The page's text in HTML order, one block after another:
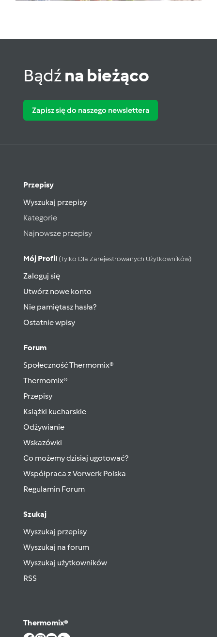
Bądźna bieżąco
Zapisz się do naszego newslettera
Przepisy
Wyszukaj przepisy
Kategorie
Najnowsze przepisy
Mój Profil (tylko Dla Zarejestrowanych Użytkowników)
Zaloguj się
Utwórz nowe konto
Nie pamiętasz hasła?
Ostatnie wpisy
Forum
Społeczność Thermomix®
Thermomix®
Przepisy
Książki kucharskie
Odżywianie
Wskazówki
Co możemy dzisiaj ugotować?
Współpraca z Vorwerk Polska
Regulamin Forum
Szukaj
Wyszukaj przepisy
Wyszukaj na forum
Wyszukaj użytkowników
RSS
Thermomix®